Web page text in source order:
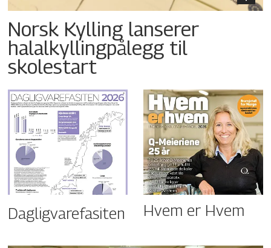
Norsk Kylling lanserer
halalkyllingpålegg til
skolestart
Dagligvarefasiten Hvem er Hvem